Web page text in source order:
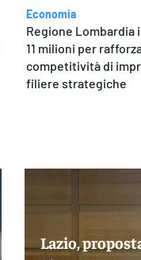
Economia
Regione Lombardia
11 milioni per
competitività di
filiere strategiche
Lazio,